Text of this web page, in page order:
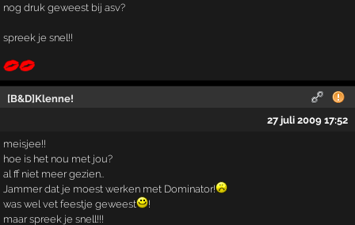
nog druk geweest bij asv?
spreek je snel!!
[B&D]Klenne!
27 juli 2009 17:52
meisjee!!
hoe is het nou met jou?
al ff niet meer gezien..
Jammer dat je moest werken met Dominator!
was wel vet feestje geweest
!
maar spreek je snell!!!